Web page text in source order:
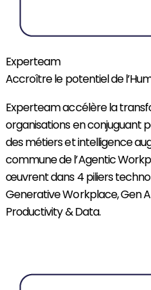
Experteam
Accroître le potentiel de
Experteamaccélère la
organisations en conjuguant
des métiers et intelligence
commune de l’Agentic
œuvrentdans 4 piliers
GenerativeWorkplace,Gen
Productivity& Data.